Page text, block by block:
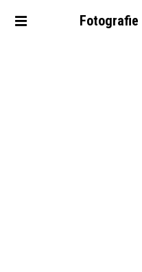
Fotografie